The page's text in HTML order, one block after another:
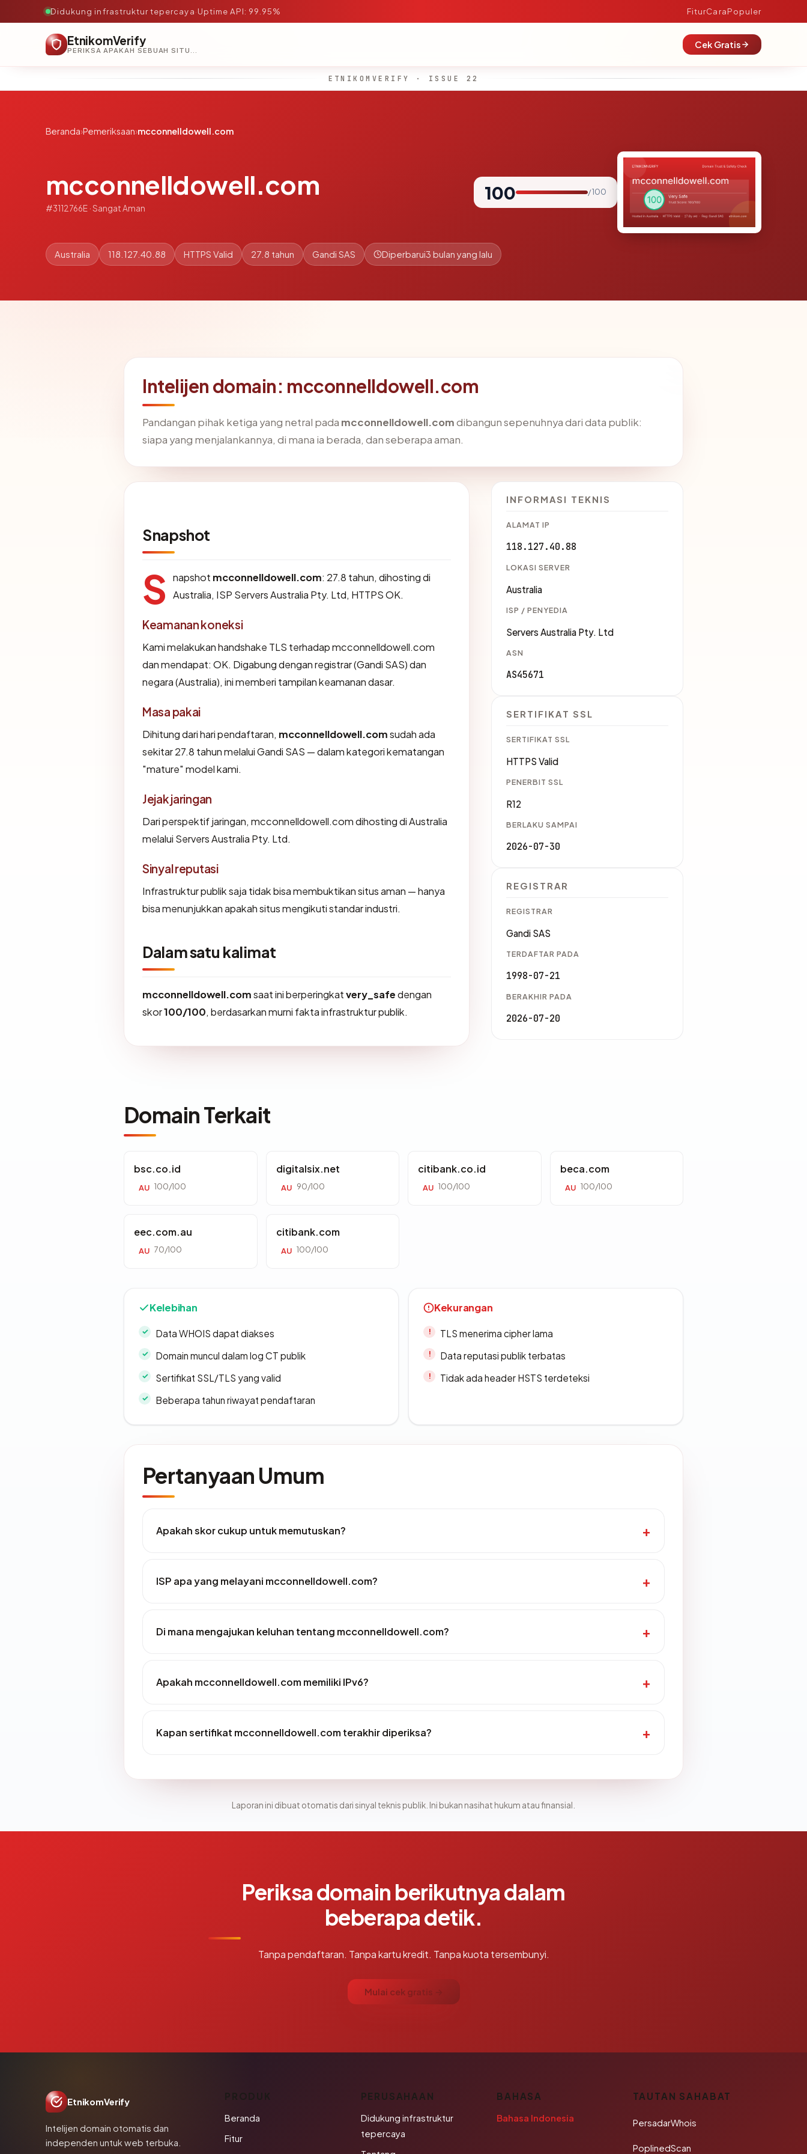
Didukung infrastruktur tepercaya·Uptime API: 99.95% FiturCaraPopuler
EtnikomVerify
PERIKSA APAKAH SEBUAH SITUS AMAN, TEPERCAYA, DAN TERVERIFIKASI DALAM HITUNGAN DETIK.
Cek Gratis
ETNIKOMVERIFY · ISSUE 22
Beranda›Pemeriksaan›mcconnelldowell.com
mcconnelldowell.com
#3112766E · Sangat Aman
100 / 100
Australia 118.127.40.88 HTTPS Valid 27.8 tahun Gandi SAS Diperbarui3 bulan yang lalu
Intelijen domain: mcconnelldowell.com
Pandangan pihak ketiga yang netral pada mcconnelldowell.comdibangun sepenuhnya dari data publik:
siapa yang menjalankannya, di mana ia berada, dan seberapa aman.
Snapshot
S napshot mcconnelldowell.com: 27.8 tahun, dihosting di
Australia, ISP Servers Australia Pty. Ltd, HTTPS OK.
Keamanan koneksi
Kami melakukan handshake TLS terhadap mcconnelldowell.com
dan mendapat: OK. Digabung dengan registrar (Gandi SAS) dan
negara (Australia), ini memberi tampilan keamanan dasar.
Masa pakai
Dihitung dari hari pendaftaran, mcconnelldowell.comsudah ada
sekitar 27.8 tahun melalui Gandi SAS — dalam kategori kematangan
"mature" model kami.
Jejak jaringan
Dari perspektif jaringan, mcconnelldowell.com dihosting di Australia
melalui Servers Australia Pty. Ltd.
Sinyal reputasi
Infrastruktur publik saja tidak bisa membuktikan situs aman — hanya
bisa menunjukkan apakah situs mengikuti standar industri.
Dalam satu kalimat
mcconnelldowell.comsaat ini berperingkatvery_safedengan
skor100/100, berdasarkan murni fakta infrastruktur publik.
INFORMASI TEKNIS
ALAMAT IP
118.127.40.88
LOKASI SERVER
Australia
ISP / PENYEDIA
Servers Australia Pty. Ltd
ASN
AS45671
SERTIFIKAT SSL
SERTIFIKAT SSL
HTTPS Valid
PENERBIT SSL
R12
BERLAKU SAMPAI
2026-07-30
REGISTRAR
REGISTRAR
Gandi SAS
TERDAFTAR PADA
1998-07-21
BERAKHIR PADA
2026-07-20
Domain Terkait
bsc.co.id
AU 100/100
digitalsix.net
AU 90/100
citibank.co.id
AU 100/100
beca.com
AU 100/100
eec.com.au
AU 70/100
citibank.com
AU 100/100
Kelebihan
Data WHOIS dapat diakses
Domain muncul dalam log CT publik
Sertifikat SSL/TLS yang valid
Beberapa tahun riwayat pendaftaran
Kekurangan
TLS menerima cipher lama
Data reputasi publik terbatas
Tidak ada header HSTS terdeteksi
Pertanyaan Umum
Apakah skor cukup untuk memutuskan?
ISP apa yang melayani mcconnelldowell.com?
Di mana mengajukan keluhan tentang mcconnelldowell.com?
Apakah mcconnelldowell.com memiliki IPv6?
Kapan sertifikat mcconnelldowell.com terakhir diperiksa?
Laporan ini dibuat otomatis dari sinyal teknis publik. Ini bukan nasihat hukum atau finansial.
Periksa domain berikutnya dalam
beberapa detik.
Tanpa pendaftaran. Tanpa kartu kredit. Tanpa kuota tersembunyi.
Mulai cek gratis →
EtnikomVerify
Intelijen domain otomatis dan
independen untuk web terbuka.
PRODUK
Beranda
Fitur
PERUSAHAAN
Didukung infrastruktur
tepercaya
BAHASA
Bahasa Indonesia
TAUTAN SAHABAT
PersadarWhois
PoplinedScan